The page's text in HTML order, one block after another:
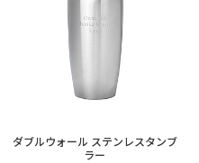
ダブルウォール ステンレスタンブ
ラー